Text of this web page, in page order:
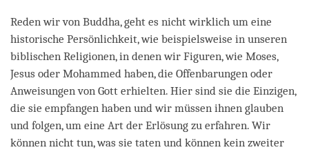
Reden wir von Buddha, geht es nicht wirklich um eine
historische Persönlichkeit, wie beispielsweise in unseren
biblischen Religionen, in denen wir Figuren, wie Moses,
Jesus oder Mohammed haben, die Offenbarungen oder
Anweisungen von Gott erhielten. Hier sind sie die Einzigen,
die sie empfangen haben und wir müssen ihnen glauben
und folgen, um eine Art der Erlösung zu erfahren. Wir
können nicht tun, was sie taten und können kein zweiter